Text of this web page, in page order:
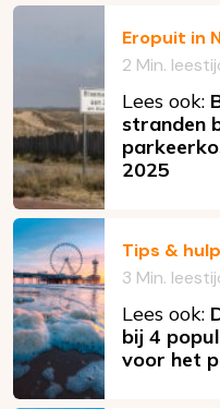
Eropuit in
2 Min.
Lees ook:
stranden
2025
Tips & hulp
3 Min.
Lees ook:
bij 4
voor het